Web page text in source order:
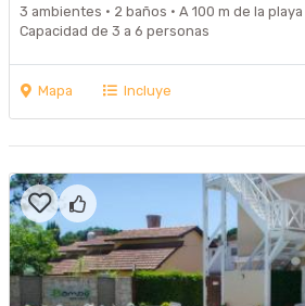
3 ambientes · 2 baños · A 100 m de la playa
Capacidad de 3 a 6 personas
Mapa Incluye